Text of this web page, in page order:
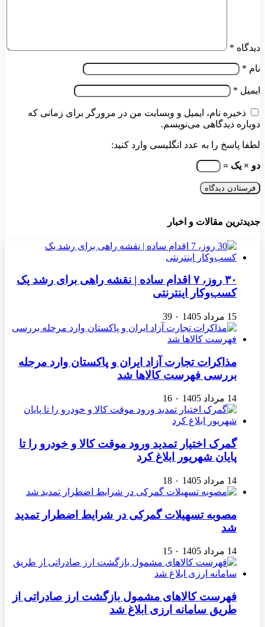
دیدگاه *
نام *
ایمیل *
ذخیره نام، ایمیل و وبسایت من در مرورگر برای زمانی که
دوباره دیدگاهی می‌نویسم.
لطفا پاسخ را به عدد انگلیسی وارد کنید:
دو × یک =
جدیدترین مقالات و اخبار
۳۰ روز، ۷ اقدام ساده | نقشه راهی برای رشد یک
کسب‌وکار اینترنتی
15 مرداد 1405 ۰ 39
مذاکرات تجارت آزاد ایران و پاکستان وارد مرحله
بررسی فهرست کالاها شد
14 مرداد 1405 ۰ 16
گمرک اختیار تمدید ورود موقت کالا و خودرو را تا
پایان شهریور ابلاغ کرد
14 مرداد 1405 ۰ 18
مصوبه تسهیلات گمرکی در شرایط اضطرار تمدید
شد
14 مرداد 1405 ۰ 15
فهرست کالاهای مشمول بازگشت ارز صادراتی از
طریق سامانه ارزی ابلاغ شد